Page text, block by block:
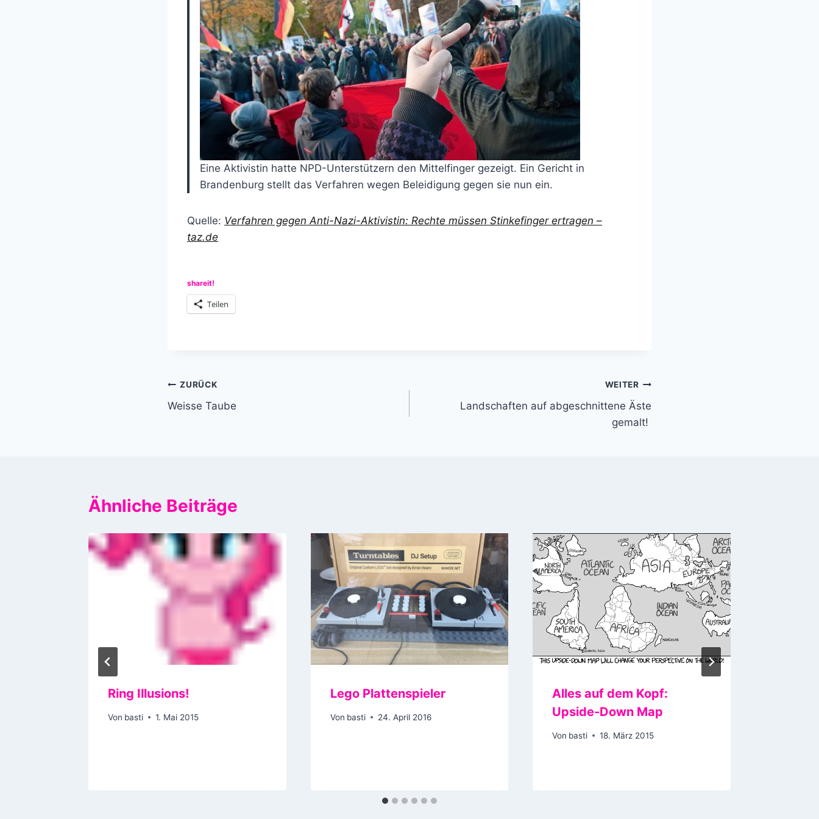
Eine Aktivistin hatte NPD-Unterstützern den Mittelfinger gezeigt. Ein Gericht in
Brandenburg stellt das Verfahren wegen Beleidigung gegen sie nun ein.
Quelle: Verfahren gegen Anti-Nazi-Aktivistin: Rechte müssen Stinkefinger ertragen –
taz.de
shareit!
Teilen
Beitragsnavigation
ZURÜCK
Weisse Taube
WEITER
Landschaften auf abgeschnittene Äste
gemalt!
Ähnliche Beiträge
Ring Illusions!
Von basti 1. Mai 2015
Lego Plattenspieler
Von basti 24. April 2016
Alles auf dem Kopf:
Upside-Down Map
Von basti 18. März 2015